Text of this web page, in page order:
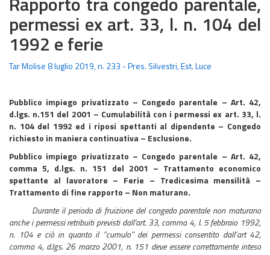
permessi ex art. 33, l. n. 104 del
1992 e ferie
Tar Molise 8 luglio 2019, n. 233 - Pres. Silvestri, Est. Luce
Pubblico impiego privatizzato – Congedo parentale – Art. 42,
d.lgs. n.151 del 2001 – Cumulabilità con i permessi ex art. 33, l.
n. 104 del 1992 ed i riposi spettanti al dipendente – Congedo
richiesto in maniera continuativa – Esclusione.
Pubblico impiego privatizzato – Congedo parentale – Art. 42,
comma 5, d.lgs. n. 151 del 2001 – Trattamento economico
spettante al lavoratore – Ferie – Tredicesima mensilità –
Trattamento di fine rapporto – Non maturano.
Durante il periodo di fruizione del congedo parentale non maturano
anche i permessi retribuiti previsti dall'art. 33, comma 4, l. 5 febbraio 1992,
n. 104 e ciò in quanto il “cumulo” dei permessi consentito dall’art 42,
comma 4, d.lgs. 26 marzo 2001, n. 151 deve essere correttamente inteso